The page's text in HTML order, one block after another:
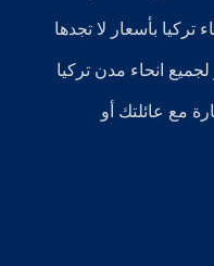
بأسعار لا تجدها
انحاء مدن تركيا
مع عائلتك أو